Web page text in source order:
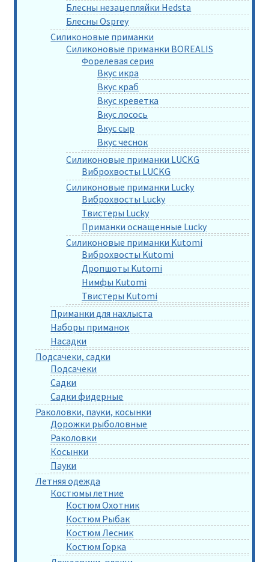
Блесны незацепляйки Hedsta
Блесны Osprey
Силиконовые приманки
Силиконовые приманки BOREALIS
Форелевая серия
Вкус икра
Вкус краб
Вкус креветка
Вкус лосось
Вкус сыр
Вкус чеснок
Силиконовые приманки LUCKG
Виброхвосты LUCKG
Силиконовые приманки Lucky
Виброхвосты Lucky
Твистеры Lucky
Приманки оснащенные Lucky
Силиконовые приманки Kutomi
Виброхвосты Kutomi
Дропшоты Kutomi
Нимфы Kutomi
Твистеры Kutomi
Приманки для нахлыста
Наборы приманок
Насадки
Подсачеки, садки
Подсачеки
Садки
Садки фидерные
Раколовки, пауки, косынки
Дорожки рыболовные
Раколовки
Косынки
Пауки
Летняя одежда
Костюмы летние
Костюм Охотник
Костюм Рыбак
Костюм Лесник
Костюм Горка